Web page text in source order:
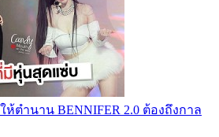
ห้ตำนาน BENNIFER 2.0 ต้องถึงกาล